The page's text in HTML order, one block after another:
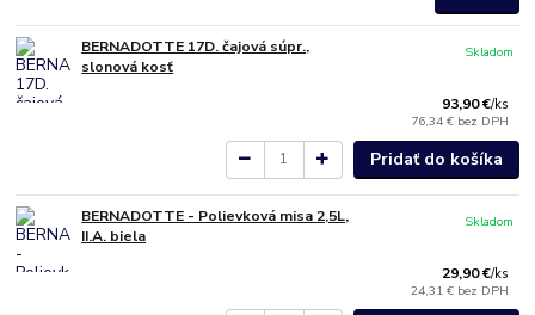
BERNADOTTE 17D. čajová súpr.,
slonová kosť
93,90 €/ks
76,34 € bez DPH
Skladom
Pridať do košíka
BERNADOTTE - Polievková misa 2,5L,
II.A. biela
29,90 €/ks
24,31 € bez DPH
Skladom